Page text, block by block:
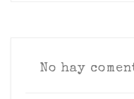
No hay